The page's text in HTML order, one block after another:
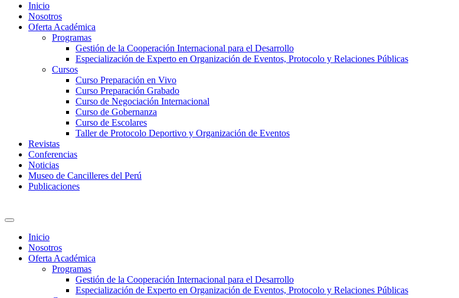
Inicio
Nosotros
Oferta Académica
Programas
Gestión de la Cooperación Internacional para el Desarrollo
Especialización de Experto en Organización de Eventos, Protocolo y Relaciones Públicas
Cursos
Curso Preparación en Vivo
Curso Preparación Grabado
Curso de Negociación Internacional
Curso de Gobernanza
Curso de Escolares
Taller de Protocolo Deportivo y Organización de Eventos
Revistas
Conferencias
Noticias
Museo de Cancilleres del Perú
Publicaciones
Inicio
Nosotros
Oferta Académica
Programas
Gestión de la Cooperación Internacional para el Desarrollo
Especialización de Experto en Organización de Eventos, Protocolo y Relaciones Públicas